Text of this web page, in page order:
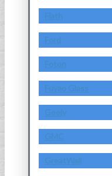
Fiath
Ford
Foton
Fuyao Glass
Geely
GMC
GreatWall